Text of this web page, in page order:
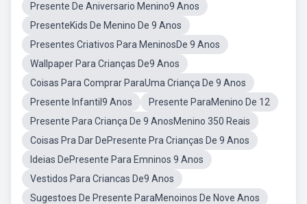
Presente De Aniversario Menino9 Anos
PresenteKids De Menino De 9 Anos
Presentes Criativos Para MeninosDe 9 Anos
Wallpaper Para Crianças De9 Anos
Coisas Para Comprar ParaUma Criança De 9 Anos
Presente Infantil9 Anos
Presente ParaMenino De 12
Presente Para Criança De 9 AnosMenino 350 Reais
Coisas Pra Dar DePresente Pra Crianças De 9 Anos
Ideias DePresente Para Emninos 9 Anos
Vestidos Para Criancas De9 Anos
Sugestoes De Presente ParaMenoinos De Nove Anos